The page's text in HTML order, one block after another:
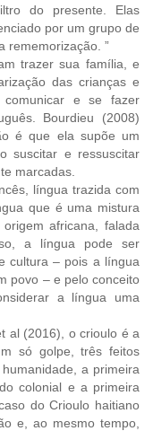
do presente. Elas
por um grupo de
rememorização. ”
trazer sua família, e
das crianças e
e se fazer
Bourdieu (2008)
é que ela supõe um
suscitar e ressuscitar
marcadas.
língua trazida com
que é uma mistura
africana, falada
a língua pode ser
cultura – pois a língua
povo – e pelo conceito
a língua uma
al (2016), o crioulo é a
só golpe, três feitos
a primeira
colonial e a primeira
do Crioulo haitiano
e, ao mesmo tempo,